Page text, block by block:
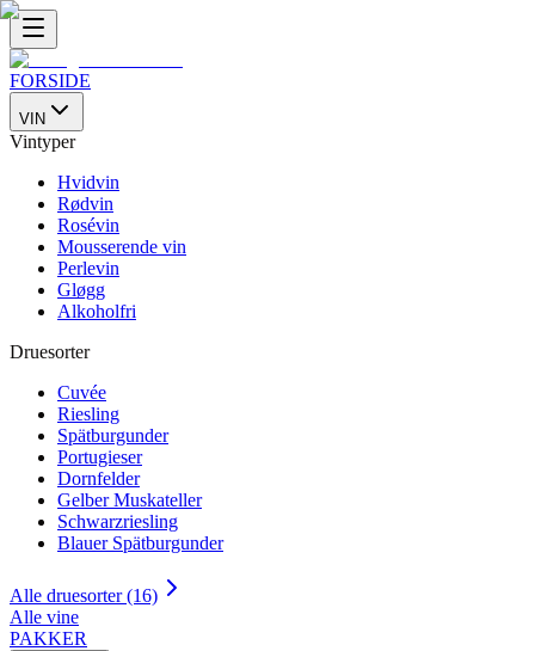
FORSIDE
VIN
Vintyper
Hvidvin
Rødvin
Rosévin
Mousserende vin
Perlevin
Gløgg
Alkoholfri
Druesorter
Cuvée
Riesling
Spätburgunder
Portugieser
Dornfelder
Gelber Muskateller
Schwarzriesling
Blauer Spätburgunder
Alle druesorter (16)
Alle vine
PAKKER